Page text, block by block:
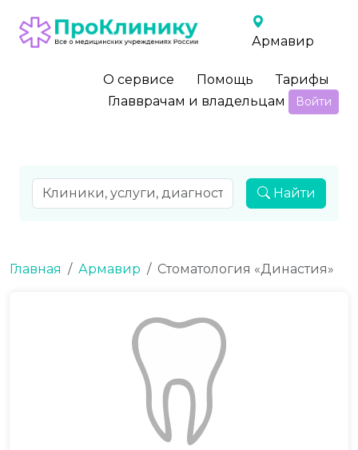
Армавир
О сервисе Помощь
Тарифы
Главврачам и владельцам
Войти
Найти
Главная Армавир Стоматология «Династия»